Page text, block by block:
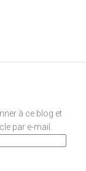
à ce blog et
par e-mail.